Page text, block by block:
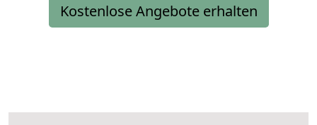
Kostenlose Angebote erhalten